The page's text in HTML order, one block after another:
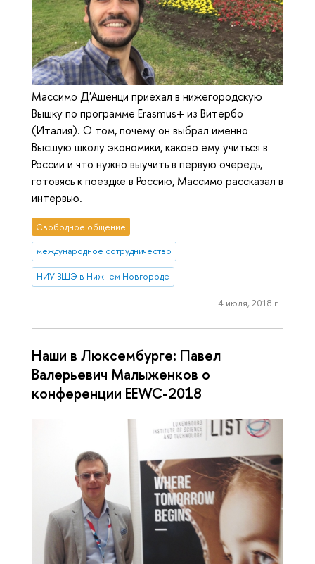
Массимо Д'Ашенци приехал в нижегородскую
Вышку по программе Erasmus+ из Витербо
(Италия). О том, почему он выбрал именно
Высшую школу экономики, каково ему учиться в
России и что нужно выучить в первую очередь,
готовясь к поездке в Россию, Массимо рассказал в
интервью.
Свободное общение
международное сотрудничество
НИУ ВШЭ в Нижнем Новгороде
4 июля, 2018 г.
Наши в Люксембурге: Павел
Валерьевич Малыженков о
конференции EEWC-2018